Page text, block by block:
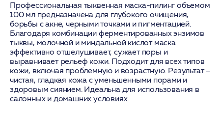
Профессиональная тыквенная маска-пилинг объемом
100 мл предназначена для глубокого очищения,
борьбы с акне, черными точками и пигментацией.
Благодаря комбинации ферментированных энзимов
тыквы, молочной и миндальной кислот маска
эффективно отшелушивает, сужает поры и
выравнивает рельеф кожи. Подходит для всех типов
кожи, включая проблемную и возрастную. Результат –
чистая, гладкая кожа с уменьшенными порами и
здоровым сиянием. Идеальна для использования в
салонных и домашних условиях.